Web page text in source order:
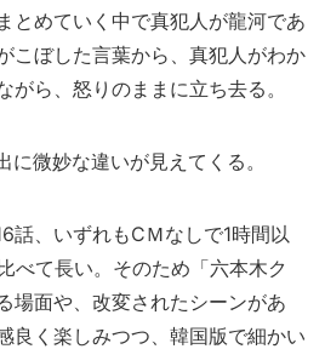
とめていく中で真犯人が龍河であ
こぼした言葉から、真犯人がわか
がら、怒りのままに立ち去る。
微妙な違いが見えてくる。
話、いずれもCＭなしで1時間以
べて長い。そのため「六本木ク
場面や、改変されたシーンがあ
良く楽しみつつ、韓国版で細かい